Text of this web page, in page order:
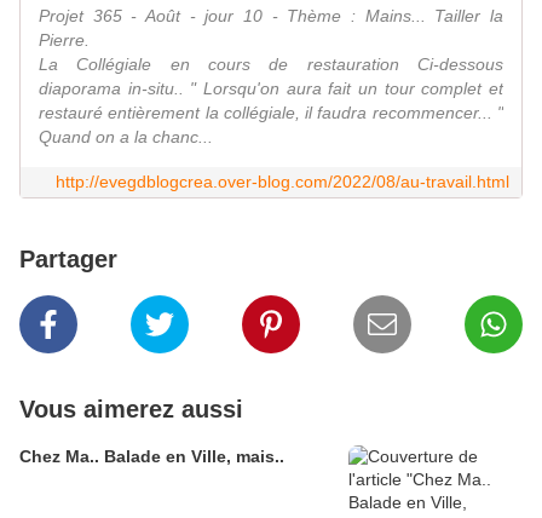
Projet 365 - Août - jour 10 - Thème : Mains... Tailler la
Pierre.
La Collégiale en cours de restauration Ci-dessous
diaporama in-situ.. " Lorsqu'on aura fait un tour complet et
restauré entièrement la collégiale, il faudra recommencer... "
Quand on a la chanc...
http://evegdblogcrea.over-blog.com/2022/08/au-travail.html
Partager
Vous aimerez aussi
Chez Ma.. Balade en Ville, mais..